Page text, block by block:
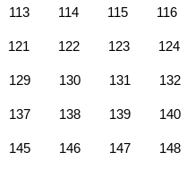
113 114 115 116
121 122 123 124
129 130 131 132
137 138 139 140
145 146 147 148